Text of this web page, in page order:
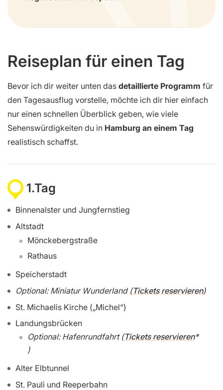
Reiseplan für einen Tag
Bevor ich dir weiter unten das detaillierte Programm für
den Tagesausflug vorstelle, möchte ich dir hier einfach
nur einen schnellen Überblick geben, wie viele
Sehenswürdigkeiten du in Hamburg an einem Tag
realistisch schaffst.
1.Tag
Binnenalster und Jungfernstieg
Altstadt
Mönckebergstraße
Rathaus
Speicherstadt
Optional: Miniatur Wunderland (Tickets reservieren)
St. Michaelis Kirche („Michel“)
Landungsbrücken
Optional: Hafenrundfahrt (Tickets reservieren
)
Alter Elbtunnel
St. Pauli und Reeperbahn